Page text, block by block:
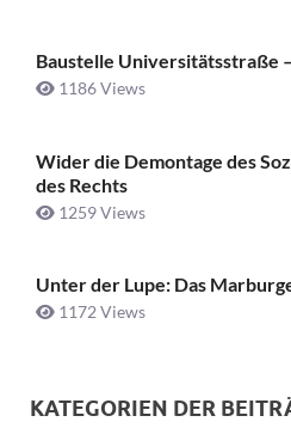
Baustelle Universitätsstraße
1186 Views
Wider die Demontage des
des Rechts
1259 Views
Unter der Lupe: Das
1172 Views
KATEGORIEN DER